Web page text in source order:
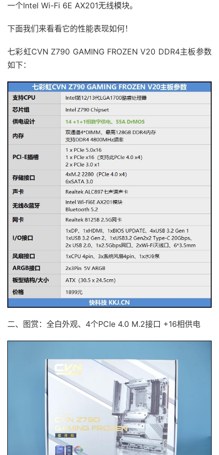
一个Intel Wi-Fi 6E AX201无线模块。
下面我们来看看它的性能表现如何！
七彩虹CVN Z790 GAMING FROZEN V20 DDR4主板参数
如下：
二、图赏：全白外观、4个PCIe 4.0 M.2接口 +16相供电